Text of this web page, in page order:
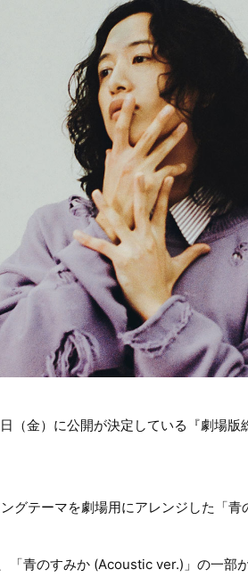
（金）に公開が決定している『劇場版
グテーマを劇場用にアレンジした「青
「青のすみか (Acoustic ver.)」の一部